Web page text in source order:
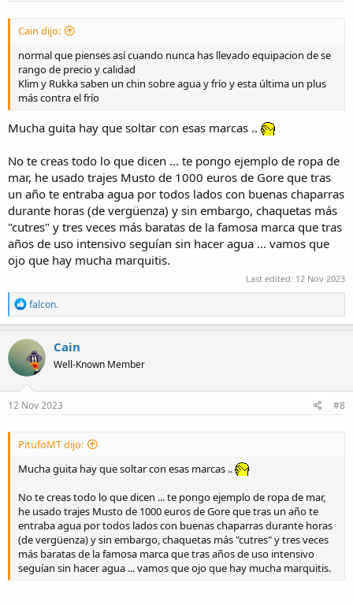
Cain dijo:
normal que pienses así cuando nunca has llevado equipacion de se
rango de precio y calidad
Klim y Rukka saben un chin sobre agua y frío y esta última un plus
más contra el frío
Mucha guita hay que soltar con esas marcas ..
No te creas todo lo que dicen ... te pongo ejemplo de ropa de
mar, he usado trajes Musto de 1000 euros de Gore que tras
un año te entraba agua por todos lados con buenas chaparras
durante horas (de vergüenza) y sin embargo, chaquetas más
"cutres" y tres veces más baratas de la famosa marca que tras
años de uso intensivo seguían sin hacer agua ... vamos que
ojo que hay mucha marquitis.
Last edited: 12 Nov 2023
R
e
a
c
t
i
o
n
s
falcon.
Cain
Well-Known Member
12 Nov 2023 #8
PitufoMT dijo:
Mucha guita hay que soltar con esas marcas ..
No te creas todo lo que dicen ... te pongo ejemplo de ropa de mar,
he usado trajes Musto de 1000 euros de Gore que tras un año te
entraba agua por todos lados con buenas chaparras durante horas
(de vergüenza) y sin embargo, chaquetas más "cutres" y tres veces
más baratas de la famosa marca que tras años de uso intensivo
seguían sin hacer agua ... vamos que ojo que hay mucha marquitis.